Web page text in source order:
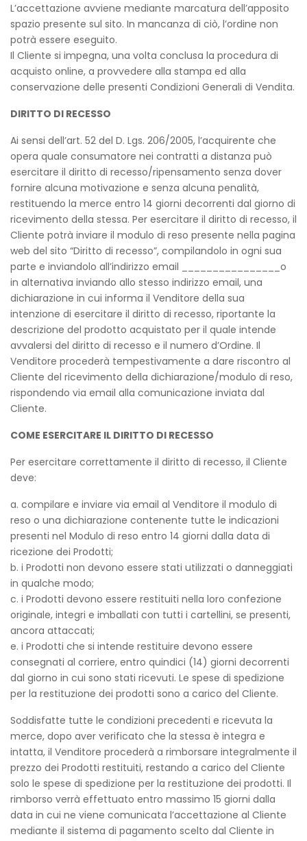
L’accettazione avviene mediante marcatura dell’apposito
spazio presente sul sito. In mancanza di ciò, l’ordine non
potrà essere eseguito.
Il Cliente si impegna, una volta conclusa la procedura di
acquisto online, a provvedere alla stampa ed alla
conservazione delle presenti Condizioni Generali di Vendita.
DIRITTO DI RECESSO
Ai sensi dell’art. 52 del D. Lgs. 206/2005, l’acquirente che
opera quale consumatore nei contratti a distanza può
esercitare il diritto di recesso/ripensamento senza dover
fornire alcuna motivazione e senza alcuna penalità,
restituendo la merce entro 14 giorni decorrenti dal giorno di
ricevimento della stessa. Per esercitare il diritto di recesso, il
Cliente potrà inviare il modulo di reso presente nella pagina
web del sito “Diritto di recesso”, compilandolo in ogni sua
parte e inviandolo all’indirizzo email ________________o
in alternativa inviando allo stesso indirizzo email, una
dichiarazione in cui informa il Venditore della sua
intenzione di esercitare il diritto di recesso, riportante la
descrizione del prodotto acquistato per il quale intende
avvalersi del diritto di recesso e il numero d’Ordine. Il
Venditore procederà tempestivamente a dare riscontro al
Cliente del ricevimento della dichiarazione/modulo di reso,
rispondendo via email alla comunicazione inviata dal
Cliente.
COME ESERCITARE IL DIRITTO DI RECESSO
Per esercitare correttamente il diritto di recesso, il Cliente
deve:
a. compilare e inviare via email al Venditore il modulo di
reso o una dichiarazione contenente tutte le indicazioni
presenti nel Modulo di reso entro 14 giorni dalla data di
ricezione dei Prodotti;
b. i Prodotti non devono essere stati utilizzati o danneggiati
in qualche modo;
c. i Prodotti devono essere restituiti nella loro confezione
originale, integri e imballati con tutti i cartellini, se presenti,
ancora attaccati;
e. i Prodotti che si intende restituire devono essere
consegnati al corriere, entro quindici (14) giorni decorrenti
dal giorno in cui sono stati ricevuti. Le spese di spedizione
per la restituzione dei prodotti sono a carico del Cliente.
Soddisfatte tutte le condizioni precedenti e ricevuta la
merce, dopo aver verificato che la stessa è integra e
intatta, il Venditore procederà a rimborsare integralmente il
prezzo dei Prodotti restituiti, restando a carico del Cliente
solo le spese di spedizione per la restituzione dei prodotti. Il
rimborso verrà effettuato entro massimo 15 giorni dalla
data in cui ne viene comunicata l’accettazione al Cliente
mediante il sistema di pagamento scelto dal Cliente in